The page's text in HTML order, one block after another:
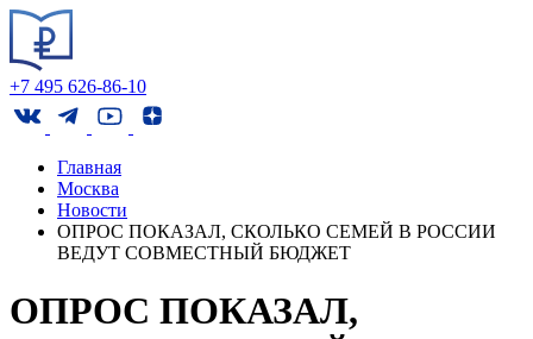
+7 495 626-86-10
Главная
Москва
Новости
ОПРОС ПОКАЗАЛ, СКОЛЬКО СЕМЕЙ В РОССИИ
ВЕДУТ СОВМЕСТНЫЙ БЮДЖЕТ
ОПРОС ПОКАЗАЛ,